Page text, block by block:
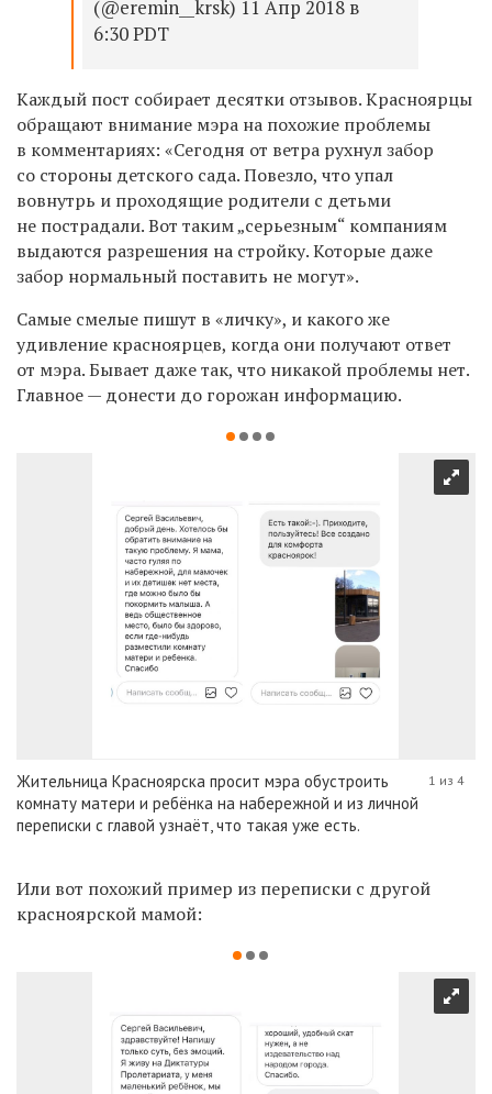
(@eremin__krsk) 11 Апр 2018 в
6:30 PDT
Каждый пост собирает десятки отзывов. Красноярцы
обращают внимание мэра на похожие проблемы
в комментариях: «Сегодня от ветра рухнул забор
со стороны детского сада. Повезло, что упал
вовнутрь и проходящие родители с детьми
не пострадали. Вот таким „серьезным“ компаниям
выдаются разрешения на стройку. Которые даже
забор нормальный поставить не могут».
Самые смелые пишут в «личку», и какого же
удивление красноярцев, когда они получают ответ
от мэра. Бывает даже так, что никакой проблемы нет.
Главное — донести до горожан информацию.
Жительница Красноярска просит мэра обустроить
комнату матери и ребёнка на набережной и из личной
переписки с главой узнаёт, что такая уже есть.
1 из 4
Или вот похожий пример из переписки с другой
красноярской мамой: